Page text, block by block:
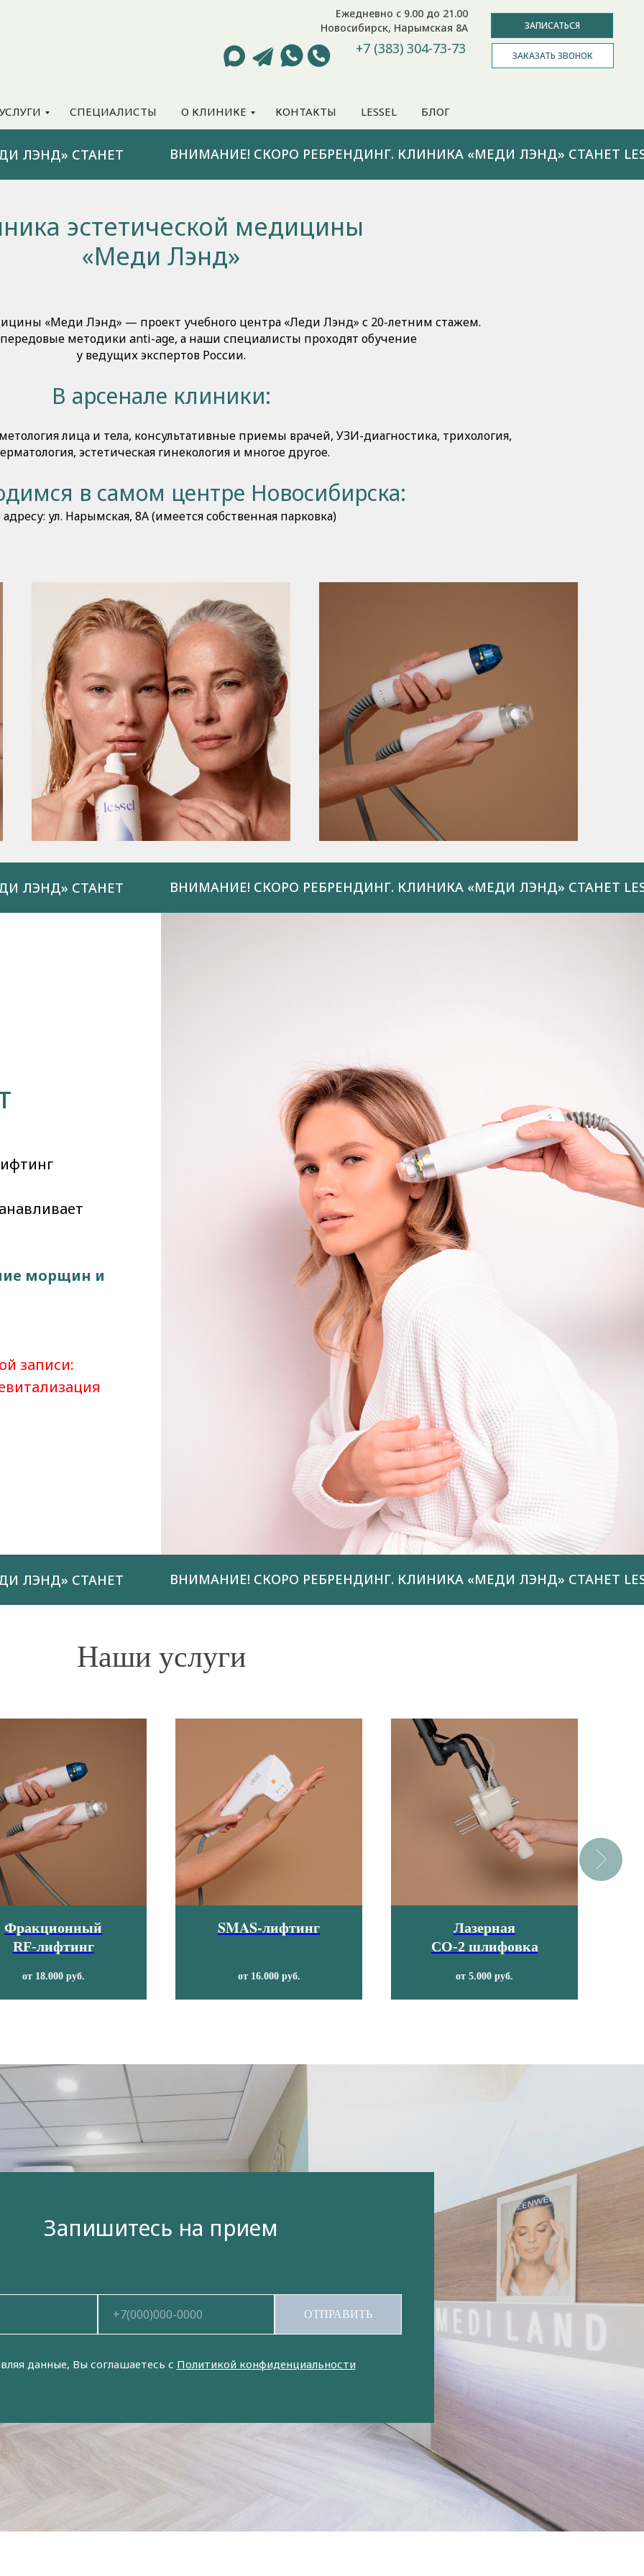
Новосибирск, Нарымская 8А ЗАПИСАТЬСЯ
ЗАКАЗАТЬ ЗВОНОК
Ежедневно с 9.00 до 21.00
+7 (383) 304-73-73
УСЛУГИ СПЕЦИАЛИСТЫ О КЛИНИКЕ КОНТАКТЫ LESSEL БЛОГ
ЛЭНД» СТАНЕТ
ВНИМАНИЕ! СКОРО РЕБРЕНДИНГ. КЛИНИКА «МЕДИ ЛЭНД» СТАНЕТ
эстетической медицины
«Меди Лэнд»
«Меди Лэнд» — проект учебного центра «Леди Лэнд» с 20-летним стажем.
методики anti-age, а наши специалисты проходят обучение
у ведущих экспертов России.
В арсенале клиники:
лица и тела, консультативные приемы врачей, УЗИ-диагностика, трихология,
эстетическая гинекология и многое другое.
в самом центре Новосибирска:
адресу: ул. Нарымская, 8А (имеется собственная парковка)
ЛЭНД» СТАНЕТ
ВНИМАНИЕ! СКОРО РЕБРЕНДИНГ. КЛИНИКА «МЕДИ ЛЭНД» СТАНЕТ
морщин и
записи:
ЛЭНД» СТАНЕТ
ВНИМАНИЕ! СКОРО РЕБРЕНДИНГ. КЛИНИКА «МЕДИ ЛЭНД» СТАНЕТ
Наши услуги
Фракционный
RF-лифтинг
от 18.000 руб.
SMAS-лифтинг
от 16.000 руб.
Лазерная
СО-2 шлифовка
от 5.000 руб.
Запишитесь на прием
ОТПРАВИТЬ
данные, Вы соглашаетесь с Политикой конфиденциальности